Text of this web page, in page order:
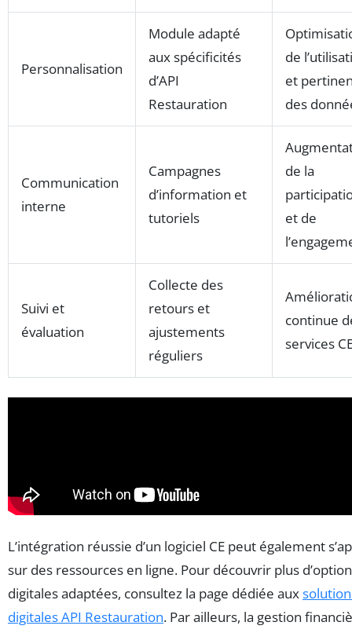
Personnalisation
Module adapté
aux spécificités
d’API
Restauration
de
et
des
Communication
interne
Campagnes
d’information et
tutoriels
de la
et de
Suivi et
évaluation
Collecte des
retours et
ajustements
réguliers
continue
services
L’intégration réussie d’un logiciel CE peut également
sur des ressources en ligne. Pour découvrir plus
digitales adaptées, consultez la page dédiée aux
digitales API Restauration. Par ailleurs, la gestion